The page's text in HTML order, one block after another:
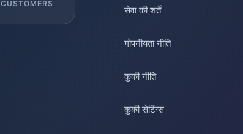
CUSTOMERS
सेवा की शर्तें
गोपनीयता नीति
कुकी नीति
कुकी सेटिंग्स